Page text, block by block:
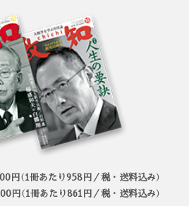
円（1冊あたり958円／税・送料込み）
円（1冊あたり861円／税・送料込み）